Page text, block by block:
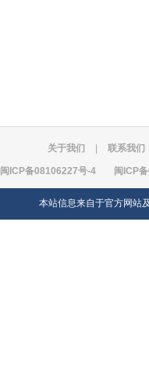
关于我们 联系我们
闽ICP备08106227号-4 闽ICP
本站信息来自于官方网站